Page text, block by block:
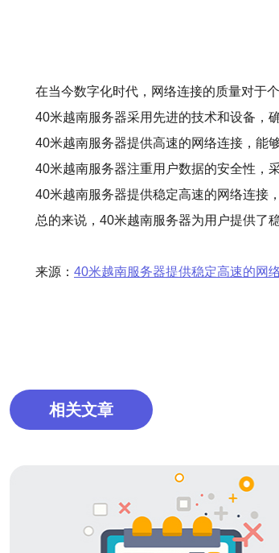
在当今数字化时代，网络连接的质量对于
40米越南服务器采用先进的技术和设备，
40米越南服务器提供高速的网络连接，能
40米越南服务器注重用户数据的安全性，
40米越南服务器提供稳定高速的网络连接
总的来说，40米越南服务器为用户提供了
来源： 40米越南服务器提供稳定高速的网
相关文章